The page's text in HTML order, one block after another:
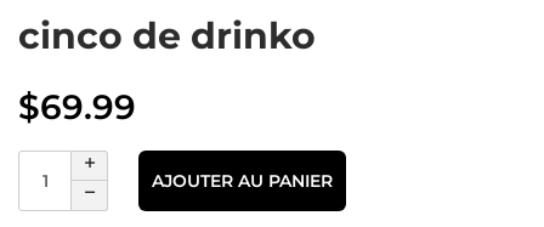
cinco de drinko
$69.99
AJOUTER AU PANIER